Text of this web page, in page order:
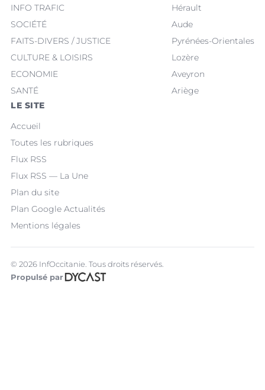
INFO TRAFIC
SOCIÉTÉ
FAITS-DIVERS / JUSTICE
CULTURE & LOISIRS
ECONOMIE
SANTÉ
Hérault
Aude
Pyrénées-Orientales
Lozère
Aveyron
Ariège
LE SITE
Accueil
Toutes les rubriques
Flux RSS
Flux RSS — La Une
Plan du site
Plan Google Actualités
Mentions légales
© 2026 InfOccitanie. Tous droits réservés.
Propulsé par